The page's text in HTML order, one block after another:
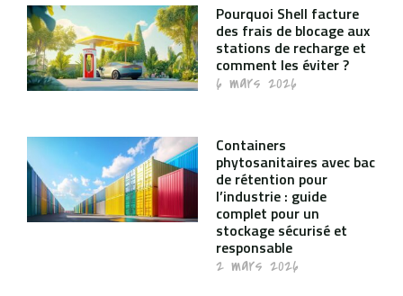
Pourquoi Shell facture
des frais de blocage aux
stations de recharge et
comment les éviter ?
6 mars 2026
Containers
phytosanitaires avec bac
de rétention pour
l’industrie : guide
complet pour un
stockage sécurisé et
responsable
2 mars 2026